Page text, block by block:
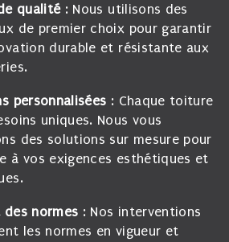
qualité: Nous utilisons des
de premier choix pour garantir
durable et résistante aux
personnalisées : Chaque toiture
uniques. Nous vous
des solutions sur mesure pour
à vos exigences esthétiques et
des normes : Nos interventions
les normes en vigueur et